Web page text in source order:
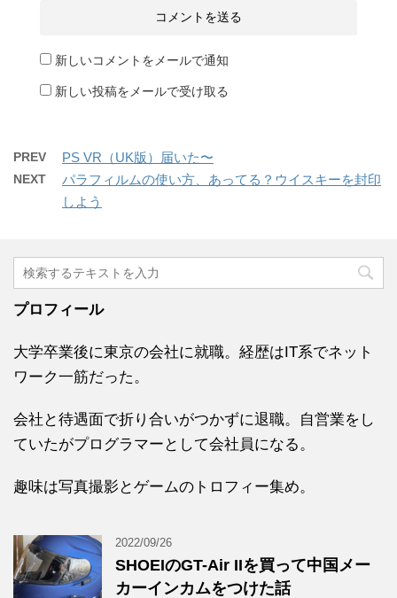
新しいコメントをメールで通知
新しい投稿をメールで受け取る
PREV PS VR（UK版）届いた〜
NEXT
パラフィルムの使い方、あってる？ウイスキーを封印
しよう
プロフィール
大学卒業後に東京の会社に就職。経歴はIT系でネット
ワーク一筋だった。
会社と待遇面で折り合いがつかずに退職。自営業をし
ていたがプログラマーとして会社員になる。
趣味は写真撮影とゲームのトロフィー集め。
2022/09/26
SHOEIのGT-Air IIを買って中国メー
カーインカムをつけた話